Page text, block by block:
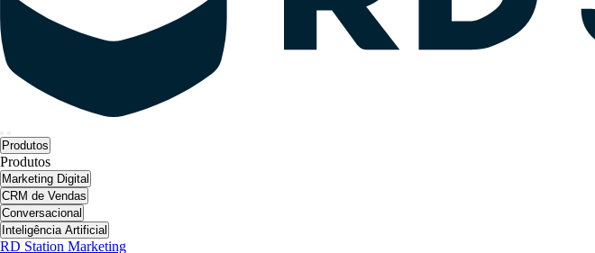
Produtos
Produtos
Marketing Digital
CRM de Vendas
Conversacional
Inteligência Artificial
RD Station Marketing